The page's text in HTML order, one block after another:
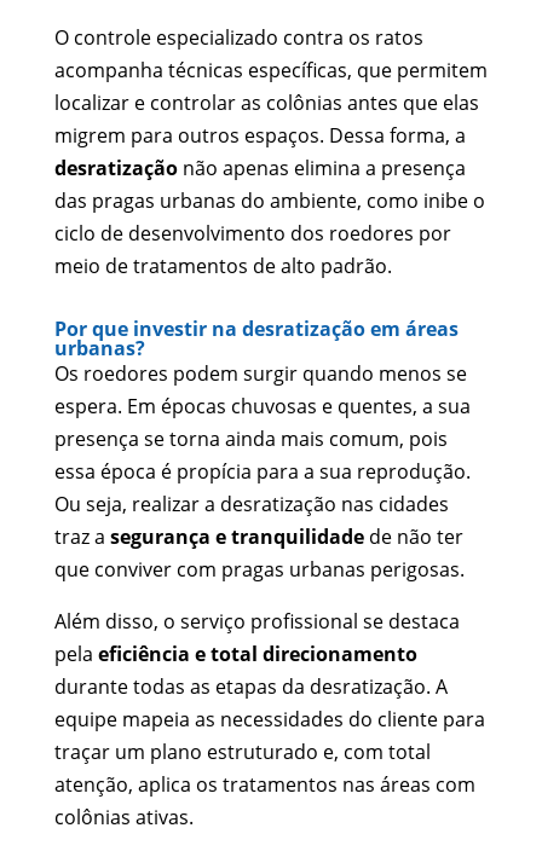
O controle especializado contra os ratos
acompanha técnicas específicas, que permitem
localizar e controlar as colônias antes que elas
migrem para outros espaços. Dessa forma, a
desratização não apenas elimina a presença
das pragas urbanas do ambiente, como inibe o
ciclo de desenvolvimento dos roedores por
meio de tratamentos de alto padrão.
Por que investir na desratização em áreas
urbanas?
Os roedores podem surgir quando menos se
espera. Em épocas chuvosas e quentes, a sua
presença se torna ainda mais comum, pois
essa época é propícia para a sua reprodução.
Ou seja, realizar a desratização nas cidades
traz a segurança e tranquilidade de não ter
que conviver com pragas urbanas perigosas.
Além disso, o serviço profissional se destaca
pela eficiência e total direcionamento
durante todas as etapas da desratização. A
equipe mapeia as necessidades do cliente para
traçar um plano estruturado e, com total
atenção, aplica os tratamentos nas áreas com
colônias ativas.